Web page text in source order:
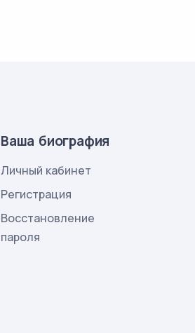
Ваша биография
Личный кабинет
Регистрация
Восстановление
пароля